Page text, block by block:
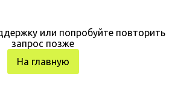
или попробуйте повторить
запрос позже
На главную